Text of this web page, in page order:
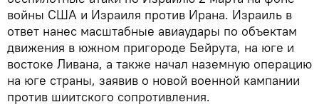
войны США и Израиля против Ирана. Израиль в
ответ нанес масштабные авиаудары по объектам
движения в южном пригороде Бейрута, на юге и
востоке Ливана, а также начал наземную операцию
на юге страны, заявив о новой военной кампании
против шиитского сопротивления.